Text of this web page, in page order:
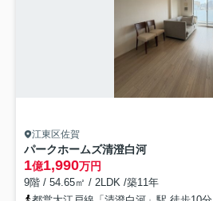
江東区佐賀
パークホームズ清澄白河
1億1,990万円
9階 / 54.65㎡ / 2LDK /築11年